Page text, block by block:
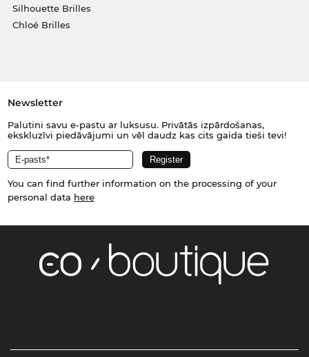
Silhouette Brilles
Chloé Brilles
Newsletter
Palutini savu e-pastu ar luksusu. Privātās izpārdošanas,
ekskluzīvi piedāvājumi un vēl daudz kas cits gaida tieši tevi!
You can find further information on the processing of your
personal data here